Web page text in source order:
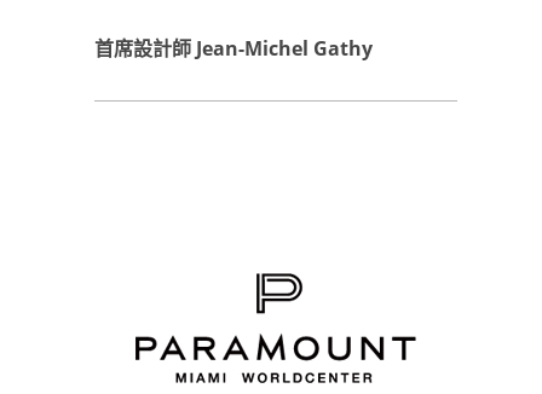
首席設計師 Jean-Michel Gathy